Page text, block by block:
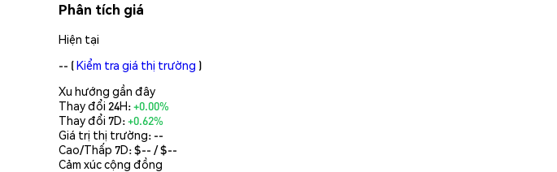
Phân tích giá
Hiện tại
-- (Kiểm tra giá thị trường )
Xu hướng gần đây
Thay đổi 24H:+0.00%
Thay đổi 7D:+0.62%
Giá trị thị trường: --
Cao/Thấp 7D: $-- / $--
Cảm xúc cộng đồng